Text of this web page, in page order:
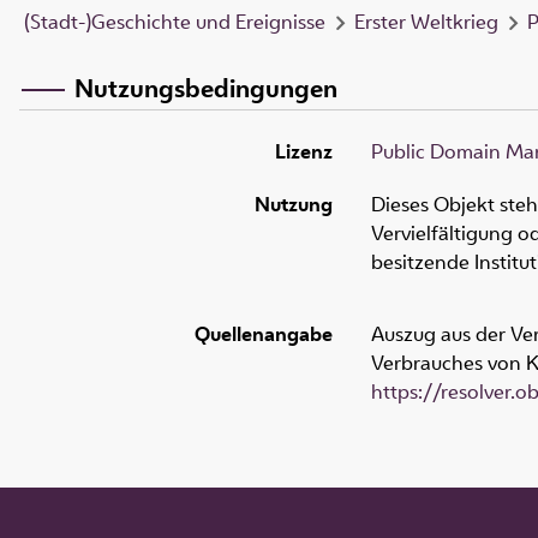
(Stadt-)Geschichte und Ereignisse Erster Weltkrieg
Nutzungsbedingungen
Lizenz
Public Domain
Nutzung
Dieses Objekt
Vervielfältigung
besitzende
Quellenangabe
Auszug aus der
Verbrauches von
https://